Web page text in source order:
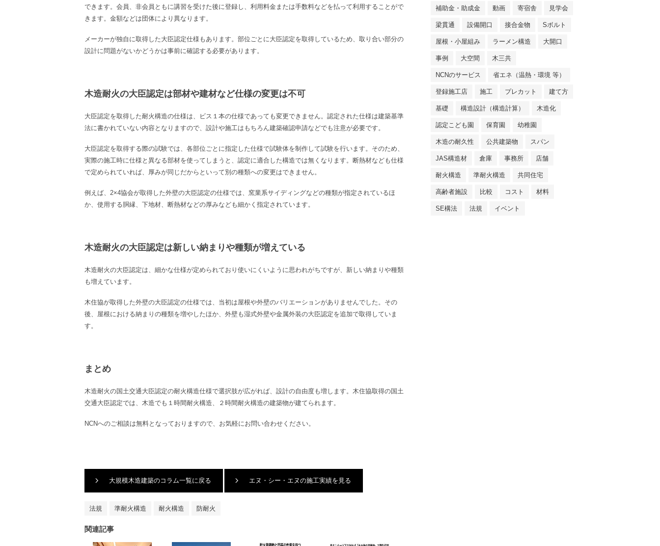
できます。会員、非会員ともに講習を受けた後に登録し、利用料金または手数料などを払って利用することがで
きます。金額などは団体により異なります。
メーカーが独自に取得した大臣認定仕様もあります。部位ごとに大臣認定を取得しているため、取り合い部分の
設計に問題がないかどうかは事前に確認する必要があります。
木造耐火の大臣認定は部材や建材など仕様の変更は不可
大臣認定を取得した耐火構造の仕様は、ビス１本の仕様であっても変更できません。認定された仕様は建築基準
法に書かれていない内容となりますので、設計や施工はもちろん建築確認申請などでも注意が必要です。
大臣認定を取得する際の試験では、各部位ごとに指定した仕様で試験体を制作して試験を行います。そのため、
実際の施工時に仕様と異なる部材を使ってしまうと、認定に適合した構造では無くなります。断熱材なども仕様
で定められていれば、厚みが同じだからといって別の種類への変更はできません。
例えば、 2×4協会が取得した外壁の大臣認定の仕様では、窯業系サイディングなどの種類が指定されているほ
か、使用する胴縁、下地材、断熱材などの厚みなども細かく指定されています。
木造耐火の大臣認定は新しい納まりや種類が増えている
木造耐火の大臣認定は、細かな仕様が定められており使いにくいように思われがちですが、新しい納まりや種類
も増えています。
木住協が取得した外壁の大臣認定の仕様では、当初は屋根や外壁のバリエーションがありませんでした。その
後、屋根における納まりの種類を増やしたほか、外壁も湿式外壁や金属外装の大臣認定を追加で取得していま
す。
まとめ
木造耐火の国土交通大臣認定の耐火構造仕様で選択肢が広がれば、設計の自由度も増します。木住協取得の国土
交通大臣認定では、木造でも１時間耐火構造、２時間耐火構造の建築物が建てられます。
NCNへのご相談は無料となっておりますので、お気軽にお問い合わせください。
大規模木造建築のコラム一覧に戻る エヌ・シー・エヌの施工実績を見る
法規 準耐火構造 耐火構造 防耐火
関連記事
補助金・助成金 動画 寄宿舎 見学会
梁貫通 設備開口 接合金物 Sボルト
屋根・小屋組み ラーメン構造 大開口
事例 大空間 木三共
NCNのサービス 省エネ（温熱・環境 等）
登録施工店 施工 プレカット 建て方
基礎 構造設計（構造計算） 木造化
認定こども園 保育園 幼稚園
木造の耐久性 公共建築物 スパン
JAS構造材 倉庫 事務所 店舗
耐火構造 準耐火構造 共同住宅
高齢者施設 比較 コスト 材料
SE構法 法規 イベント